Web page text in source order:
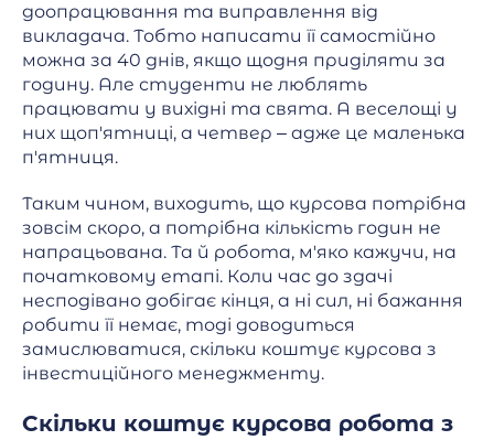
доопрацювання та виправлення від
викладача. Тобто написати її самостійно
можна за 40 днів, якщо щодня приділяти за
годину. Але студенти не люблять
працювати у вихідні та свята. А веселощі у
них щоп'ятниці, а четвер – адже це маленька
п'ятниця.
Таким чином, виходить, що курсова потрібна
зовсім скоро, а потрібна кількість годин не
напрацьована. Та й робота, м'яко кажучи, на
початковому етапі. Коли час до здачі
несподівано добігає кінця, а ні сил, ні бажання
робити її немає, тоді доводиться
замислюватися, скільки коштує курсова з
інвестиційного менеджменту.
Скільки коштує курсова робота з